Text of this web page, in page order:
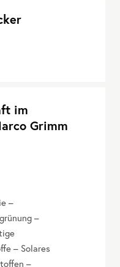
im
Grimm
–
–
– Solares
–